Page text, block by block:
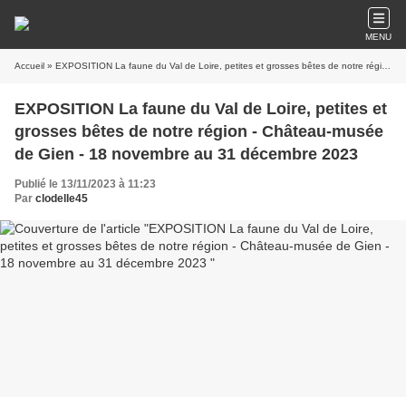
MENU
Accueil » EXPOSITION La faune du Val de Loire, petites et grosses bêtes de notre région - Château-musée de Gien - 18 novembre au 31 décembre 2023
EXPOSITION La faune du Val de Loire, petites et
grosses bêtes de notre région - Château-musée
de Gien - 18 novembre au 31 décembre 2023
Publié le 13/11/2023 à 11:23
Par clodelle45